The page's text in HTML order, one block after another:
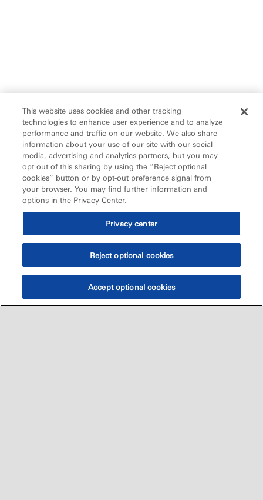
This website uses cookies and other tracking
technologies to enhance user experience and to analyze
performance and traffic on our website. We also share
information about your use of our site with our social
media, advertising and analytics partners, but you may
opt out of this sharing by using the “Reject optional
cookies” button or by opt-out preference signal from
your browser. You may find further information and
options in the Privacy Center.
Privacy center
Reject optional cookies
Accept optional cookies